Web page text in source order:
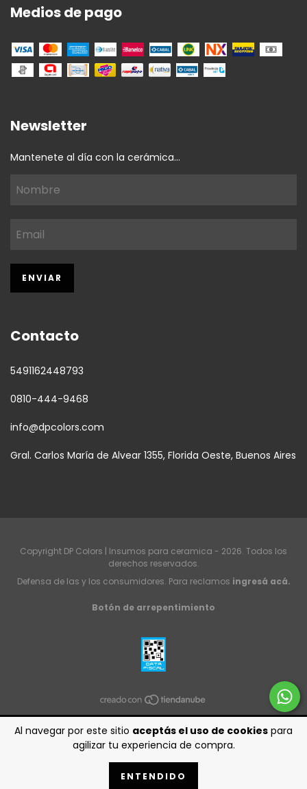
Al navegar por este sitio aceptás el uso de cookies para
agilizar tu experiencia de compra.
ENTENDIDO
Medios de pago
Newsletter
Mantenete al día con la cerámica...
Contacto
5491162448793
0810-444-9468
info@dpcolors.com
Gral. Carlos María de Alvear 1355, Florida Oeste, Buenos Aires
Copyright DP Colors | Insumos para ceramica - 2026. Todos los
derechos reservados.
Defensa de las y los consumidores. Para reclamos ingresá acá.
Botón de arrepentimiento